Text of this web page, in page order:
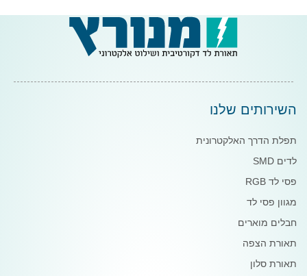
השירותים שלנו
תפלת הדרך האלקטרונית
לדים SMD
פסי לד RGB
מגוון פסי לד
חבלים מוארים
תאורת הצפה
תאורת סלון